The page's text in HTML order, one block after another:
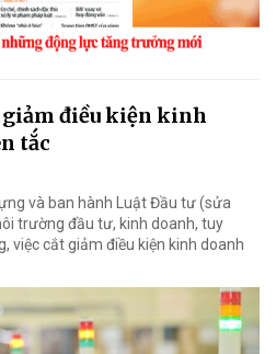
giảm điều kiện kinh
tắc
và ban hành Luật Đầu tư (sửa
trường đầu tư, kinh doanh, tuy
việc cắt giảm điều kiện kinh doanh